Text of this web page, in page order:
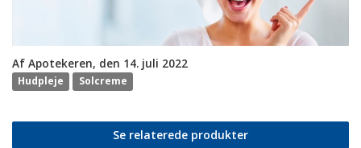
Af Apotekeren, den 14. juli 2022
Hudpleje Solcreme
Se relaterede produkter